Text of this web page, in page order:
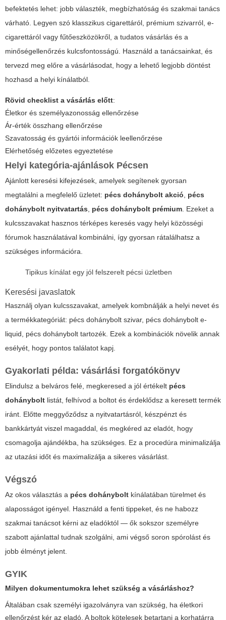
befektetés lehet: jobb választék, megbízhatóság és szakmai tanács
várható. Legyen szó klasszikus cigarettáról, prémium szivarról, e-
cigarettáról vagy fűtőeszközökről, a tudatos vásárlás és a
minőségellenőrzés kulcsfontosságú. Használd a tanácsainkat, és
tervezd meg előre a vásárlásodat, hogy a lehető legjobb döntést
hozhasd a helyi kínálatból.
Rövid checklist a vásárlás előtt:
Életkor és személyazonosság ellenőrzése
Ár-érték összhang ellenőrzése
Szavatosság és gyártói információk leellenőrzése
Elérhetőség előzetes egyeztetése
Helyi kategória-ajánlások Pécsen
Ajánlott keresési kifejezések, amelyek segítenek gyorsan
megtalálni a megfelelő üzletet: pécs dohánybolt akció
pécs
dohánybolt nyitvatartás
pécs dohánybolt prémium . Ezeket a
kulcsszavakat hasznos térképes keresés vagy helyi közösségi
fórumok használatával kombinálni, így gyorsan rátalálhatsz a
szükséges információra.
Tipikus kínálat egy jól felszerelt pécsi üzletben
Keresési javaslatok
Használj olyan kulcsszavakat, amelyek kombnálják a helyi nevet és
a termékkategóriát: pécs dohánybolt szivar, pécs dohánybolt e-
liquid
pécs dohánybolt tartozék . Ezek a kombinációk növelik annak
esélyét, hogy pontos találatot kapj.
Gyakorlati példa: vásárlási forgatókönyv
Elindulsz a belváros felé, megkeresed a jól értékelt pécs
dohánybolt listát, felhívod a boltot és érdeklődsz a keresett termék
iránt. Előtte meggyőződsz a nyitvatartásról, készpénzt és
bankkártyát viszel magaddal, és megkéred az eladót, hogy
csomagolja ajándékba, ha szükséges. Ez a procedúra minimalizálja
az utazási időt és maximalizálja a sikeres vásárlást.
Végszó
Az okos választás a pécs dohánybolt kínálatában türelmet és
alaposságot igényel. Használd a fenti tippeket, és ne habozz
szakmai tanácsot kérni az eladóktól — ők sokszor személyre
szabott ajánlattal tudnak szolgálni, ami végső soron spórolást és
jobb élményt jelent.
GYIK
Milyen dokumentumokra lehet szükség a vásárláshoz?
Általában csak személyi igazolványra van szükség, ha életkori
ellenőrzést kér az eladó. A boltok kötelesek betartani a korhatárra